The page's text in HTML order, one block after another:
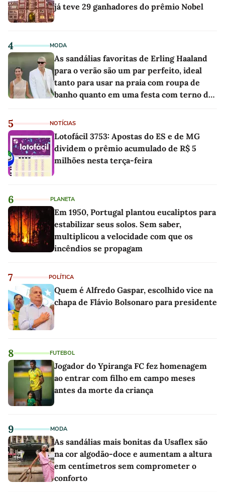
já teve 29 ganhadores do prêmio Nobel
4 MODA
As sandálias favoritas de Erling Haaland
para o verão são um par perfeito, ideal
tanto para usar na praia com roupa de
banho quanto em uma festa com terno de
5 NOTÍCIAS
Lotofácil 3753: Apostas do ES e de MG
dividem o prêmio acumulado de R$ 5
milhões nesta terça-feira
6 PLANETA
Em 1950, Portugal plantou eucaliptos para
estabilizar seus solos. Sem saber,
multiplicou a velocidade com que os
incêndios se propagam
7 POLÍTICA
Quem é Alfredo Gaspar, escolhido vice na
chapa de Flávio Bolsonaro para presidente
8 FUTEBOL
Jogador do Ypiranga FC fez homenagem
ao entrar com filho em campo meses
antes da morte da criança
9 MODA
As sandálias mais bonitas da Usaflex são
na cor algodão-doce e aumentam a altura
em centímetros sem comprometer o
conforto